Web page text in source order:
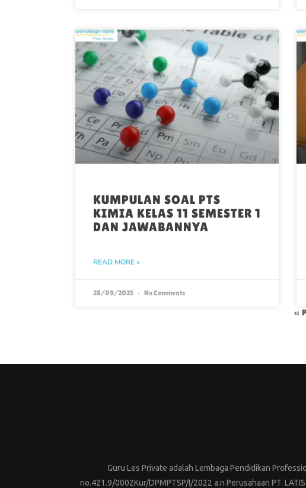
KUMPULAN SOAL PTS
KIMIA KELAS 11 SEMESTER 1
DAN JAWABANNYA
READ MORE »
28/09/2025 No Comments
«
Guru Les Private adalah Lembaga Pendidikan
no.421.9/0002Kur/DPMPTSP/I/2022 a.n Perusahaan PT.